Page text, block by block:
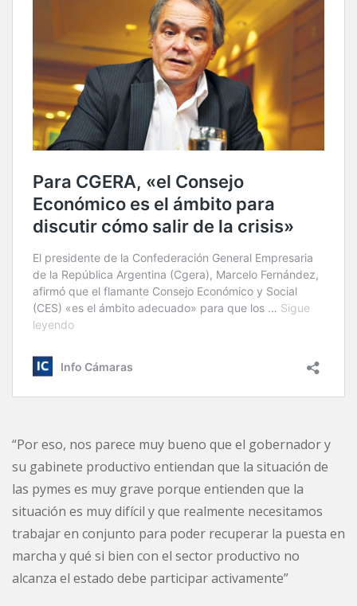
“Por eso, nos parece muy bueno que el gobernador y
su gabinete productivo entiendan que la situación de
las pymes es muy grave porque entienden que la
situación es muy difícil y que realmente necesitamos
trabajar en conjunto para poder recuperar la puesta en
marcha y qué si bien con el sector productivo no
alcanza el estado debe participar activamente”